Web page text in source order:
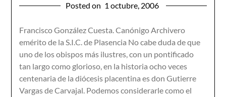
Posted on 1 octubre, 2006
Francisco González Cuesta. Canónigo Archivero
emérito de la S.I.C. de Plasencia No cabe duda de que
uno de los obispos más ilustres, con un pontificado
tan largo como glorioso, en la historia ocho veces
centenaria de la diócesis placentina es don Gutierre
Vargas de Carvajal. Podemos considerarle como el